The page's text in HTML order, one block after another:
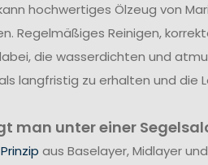
hochwertiges Ölzeug von
Regelmäßiges Reinigen,
die wasserdichten und
langfristig zu erhalten und die
man unter einer
aus Baselayer, Midlayer